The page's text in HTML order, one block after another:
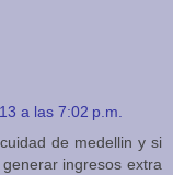
a las 7:02 p.m.
de medellin y si
ingresos extra